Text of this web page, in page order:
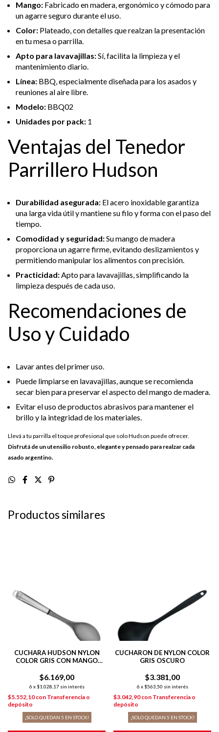
Mango: Fabricado en madera, ergonómico y cómodo para
un agarre seguro durante el uso.
Color: Plateado, con detalles que realzan la presentación
en tu mesa o parrilla.
Apto para lavavajillas:Sí, facilita la limpieza y el
mantenimiento diario.
Línea: BBQ, especialmente diseñada para los asados y
reuniones al aire libre.
Modelo: BBQ02
Unidades por pack: 1
Ventajas del Tenedor
Parrillero Hudson
Durabilidad asegurada: El acero inoxidable garantiza
una larga vida útil y mantiene su filo y forma con el paso del
tiempo.
Comodidad y seguridad:Su mango de madera
proporciona un agarre firme, evitando deslizamientos y
permitiendo manipular los alimentos con precisión.
Practicidad:Apto para lavavajillas, simplificando la
limpieza después de cada uso.
Recomendaciones de
Uso y Cuidado
Lavar antes del primer uso.
Puede limpiarse en lavavajillas, aunque se recomienda
secar bien para preservar el aspecto del mango de madera.
Evitar el uso de productos abrasivos para mantener el
brillo y la integridad de los materiales.
Llevá a tu parrilla el toque profesional que solo Hudson puede ofrecer.
Disfrutá de un utensilio robusto, elegante y pensado para realzar cada
asado argentino.
Productos similares
CUCHARA HUDSON NYLON
COLOR GRIS CON MANGO
$6.169,00
6 x $1.028,17 sin interés
$5.552,10con Transferencia o
depósito
¡SOLO QUEDAN 5 EN STOCK!
CUCHARON DE NYLON COLOR
GRIS OSCURO
$3.381,00
6 x $563,50 sin interés
$3.042,90con Transferencia o
depósito
¡SOLO QUEDAN 5 EN STOCK!